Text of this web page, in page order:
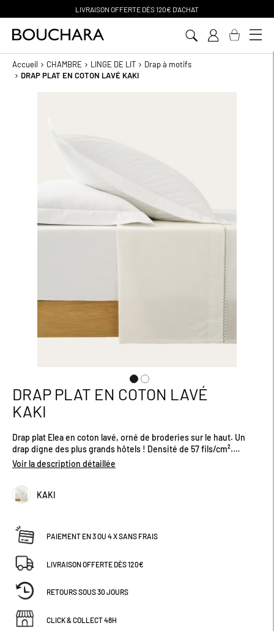
PAIEMENT EN 3 SANS FRAIS
Accueil CHAMBRE LINGE DE LIT
Drap à motifs
DRAP PLAT EN COTON LAVÉ KAKI
Passer
au
début
la
Galerie
d’images
DRAP PLAT EN COTON LAVÉ
KAKI
Drap plat Elea en coton lavé, orné de broderies sur le haut. Un
drap digne des plus grands hôtels ! Densité de 57 fils/cm².
Dimensions : 270 x 290 cm.
Voir la description détaillée
KAKI
PAIEMENT EN 3 OU 4 X SANS FRAIS
LIVRAISON OFFERTE DÈS 120€
RETOURS SOUS 30 JOURS
CLICK & COLLECT 48H